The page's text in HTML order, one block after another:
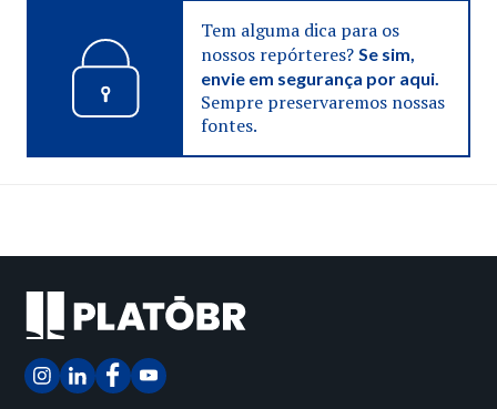
Tem alguma dica para os
nossos repórteres? Se sim,
envie em segurança por aqui.
Sempre preservaremos nossas
fontes.